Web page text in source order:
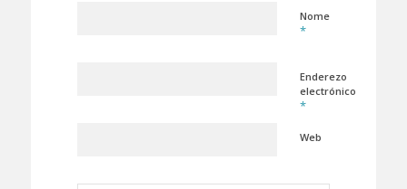
Nome
*
Enderezo
electrónico
*
Web